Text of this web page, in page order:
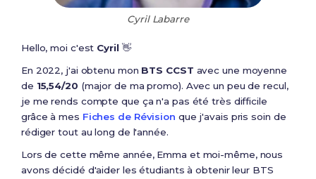
Cyril Labarre
Hello, moi c'est Cyril👋
En 2022, j'ai obtenu mon BTS CCST avec une moyenne
de 15,54/20 (major de ma promo). Avec un peu de recul,
je me rends compte que ça n'a pas été très difficile
grâce à mes Fiches de Révision que j'avais pris soin de
rédiger tout au long de l'année.
Lors de cette même année, Emma et moi-même, nous
avons décidé d'aider les étudiants à obtenir leur BTS